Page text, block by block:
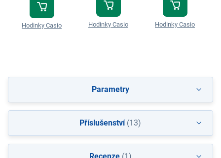
Hodinky Casio Hodinky Casio Hodinky Casio
Parametry
Příslušenství(13)